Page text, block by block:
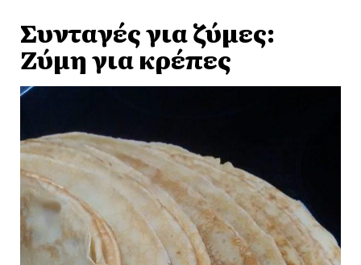
Συνταγές για ζύμες:
Ζύμη για κρέπες